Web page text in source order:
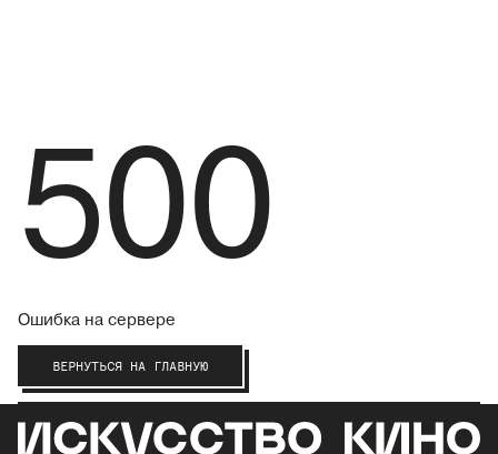
500
Ошибка на сервере
ВЕРНУТЬСЯ НА ГЛАВНУЮ